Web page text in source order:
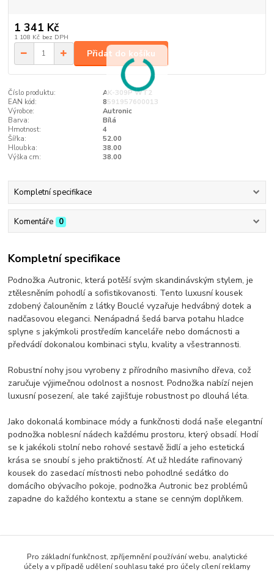
1 341 Kč
1 108 Kč bez DPH
Přidat do košíku
Číslo produktu:
AK-309P WT2
EAN kód:
8591957600013
Výrobce:
Autronic
Barva:
Bílá
Hmotnost:
4
Šířka:
52.00
Hloubka:
38.00
Výška cm:
38.00
Kompletní specifikace
Komentáře 0
Kompletní specifikace
Podnožka Autronic, která potěší svým skandinávským stylem, je
ztělesněním pohodlí a sofistikovanosti. Tento luxusní kousek
zdobený čalouněním z látky Bouclé vyzařuje hedvábný dotek a
nadčasovou eleganci. Nenápadná šedá barva potahu hladce
splyne s jakýmkoli prostředím kanceláře nebo domácnosti a
předvádí dokonalou kombinaci stylu, kvality a všestrannosti.
Robustní nohy jsou vyrobeny z přírodního masivního dřeva, což
zaručuje výjimečnou odolnost a nosnost. Podnožka nabízí nejen
luxusní posezení, ale také zajišťuje robustnost po dlouhá léta.
Jako dokonalá kombinace módy a funkčnosti dodá naše elegantní
podnožka noblesní nádech každému prostoru, který obsadí. Hodí
se k jakékoli stolní nebo rohové sestavě židlí a jeho estetická
krása se snoubí s jeho praktičností. Ať už hledáte rafinovaný
kousek do zasedací místnosti nebo pohodlné sedátko do
domácího obývacího pokoje, podnožka Autronic bez problémů
zapadne do každého kontextu a stane se cenným doplňkem.
Zboží zařazeno v kategoriích
Pro základní funkčnost, zpříjemnění používání webu, analytické
účely a v případě udělení souhlasu také pro účely cílení reklamy